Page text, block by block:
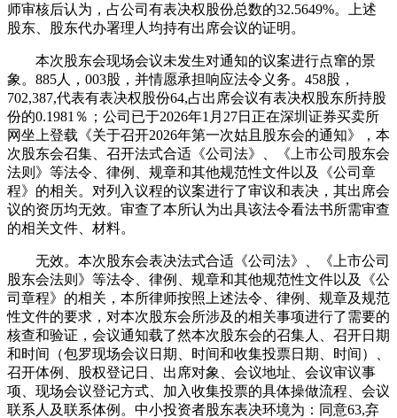
师审核后认为，占公司有表决权股份总数的32.5649%。上述
股东、股东代办署理人均持有出席会议的证明。
本次股东会现场会议未发生对通知的议案进行点窜的景
象。885人，003股，并情愿承担响应法令义务。458股，
702,387,代表有表决权股份64,占出席会议有表决权股东所持股
份的0.1981％；公司已于2026年1月27日正在深圳证券买卖所
网坐上登载《关于召开2026年第一次姑且股东会的通知》，本
次股东会召集、召开法式合适《公司法》、《上市公司股东会
法则》等法令、律例、规章和其他规范性文件以及《公司章
程》的相关。对列入议程的议案进行了审议和表决，其出席会
议的资历均无效。审查了本所认为出具该法令看法书所需审查
的相关文件、材料。
无效。本次股东会表决法式合适《公司法》、《上市公司
股东会法则》等法令、律例、规章和其他规范性文件以及《公
司章程》的相关，本所律师按照上述法令、律例、规章及规范
性文件的要求，对本次股东会所涉及的相关事项进行了需要的
核查和验证，会议通知载了然本次股东会的召集人、召开日期
和时间（包罗现场会议日期、时间和收集投票日期、时间）、
召开体例、股权登记日、出席对象、会议地址、会议审议事
项、现场会议登记方式、加入收集投票的具体操做流程、会议
联系人及联系体例。中小投资者股东表决环境为：同意63,弃